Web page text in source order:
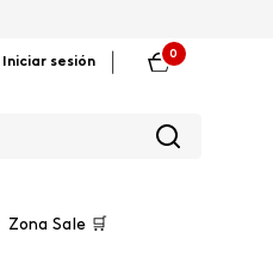
Iniciar sesión
0
Zona Sale 🛒